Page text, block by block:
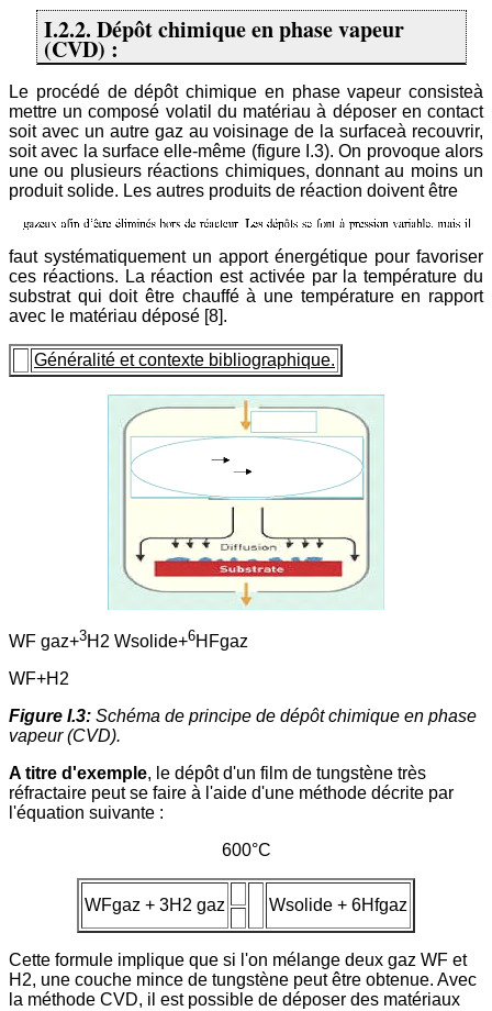
I.2.2. Dépôt chimique en phase vapeur
(CVD) :
Le procédé de dépôt chimique en phase vapeur consisteà
mettre un composé volatil du matériau à déposer en contact
soit avec un autre gaz au voisinage de la surfaceà recouvrir,
soit avec la surface elle-même (figure I.3). On provoque alors
une ou plusieurs réactions chimiques, donnant au moins un
produit solide. Les autres produits de réaction doivent être
faut systématiquement un apport énergétique pour favoriser
ces réactions. La réaction est activée par la température du
substrat qui doit être chauffé à une température en rapport
avec le matériau déposé [8].
Généralité et contexte bibliographique.
WF gaz+3H2 Wsolide+6HFgaz
WF+H2
Figure I.3: Schéma de principe de dépôt chimique en phase
vapeur (CVD).
A titre d'exemple, le dépôt d'un film de tungstène très
réfractaire peut se faire à l'aide d'une méthode décrite par
l'équation suivante :
600°C
WFgaz + 3H2 gaz Wsolide + 6Hfgaz
Cette formule implique que si l'on mélange deux gaz WF et
H2, une couche mince de tungstène peut être obtenue. Avec
la méthode CVD, il est possible de déposer des matériaux